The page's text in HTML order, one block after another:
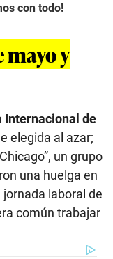
con todo!
mayo y
Internacional de
elegida al azar;
un grupo
una huelga en
laboral de
común trabajar